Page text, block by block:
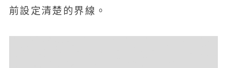
前設定清楚的界線。